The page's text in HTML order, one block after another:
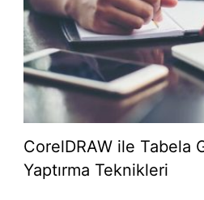
CorelDRAW ile Tabela
Yaptırma Teknikleri